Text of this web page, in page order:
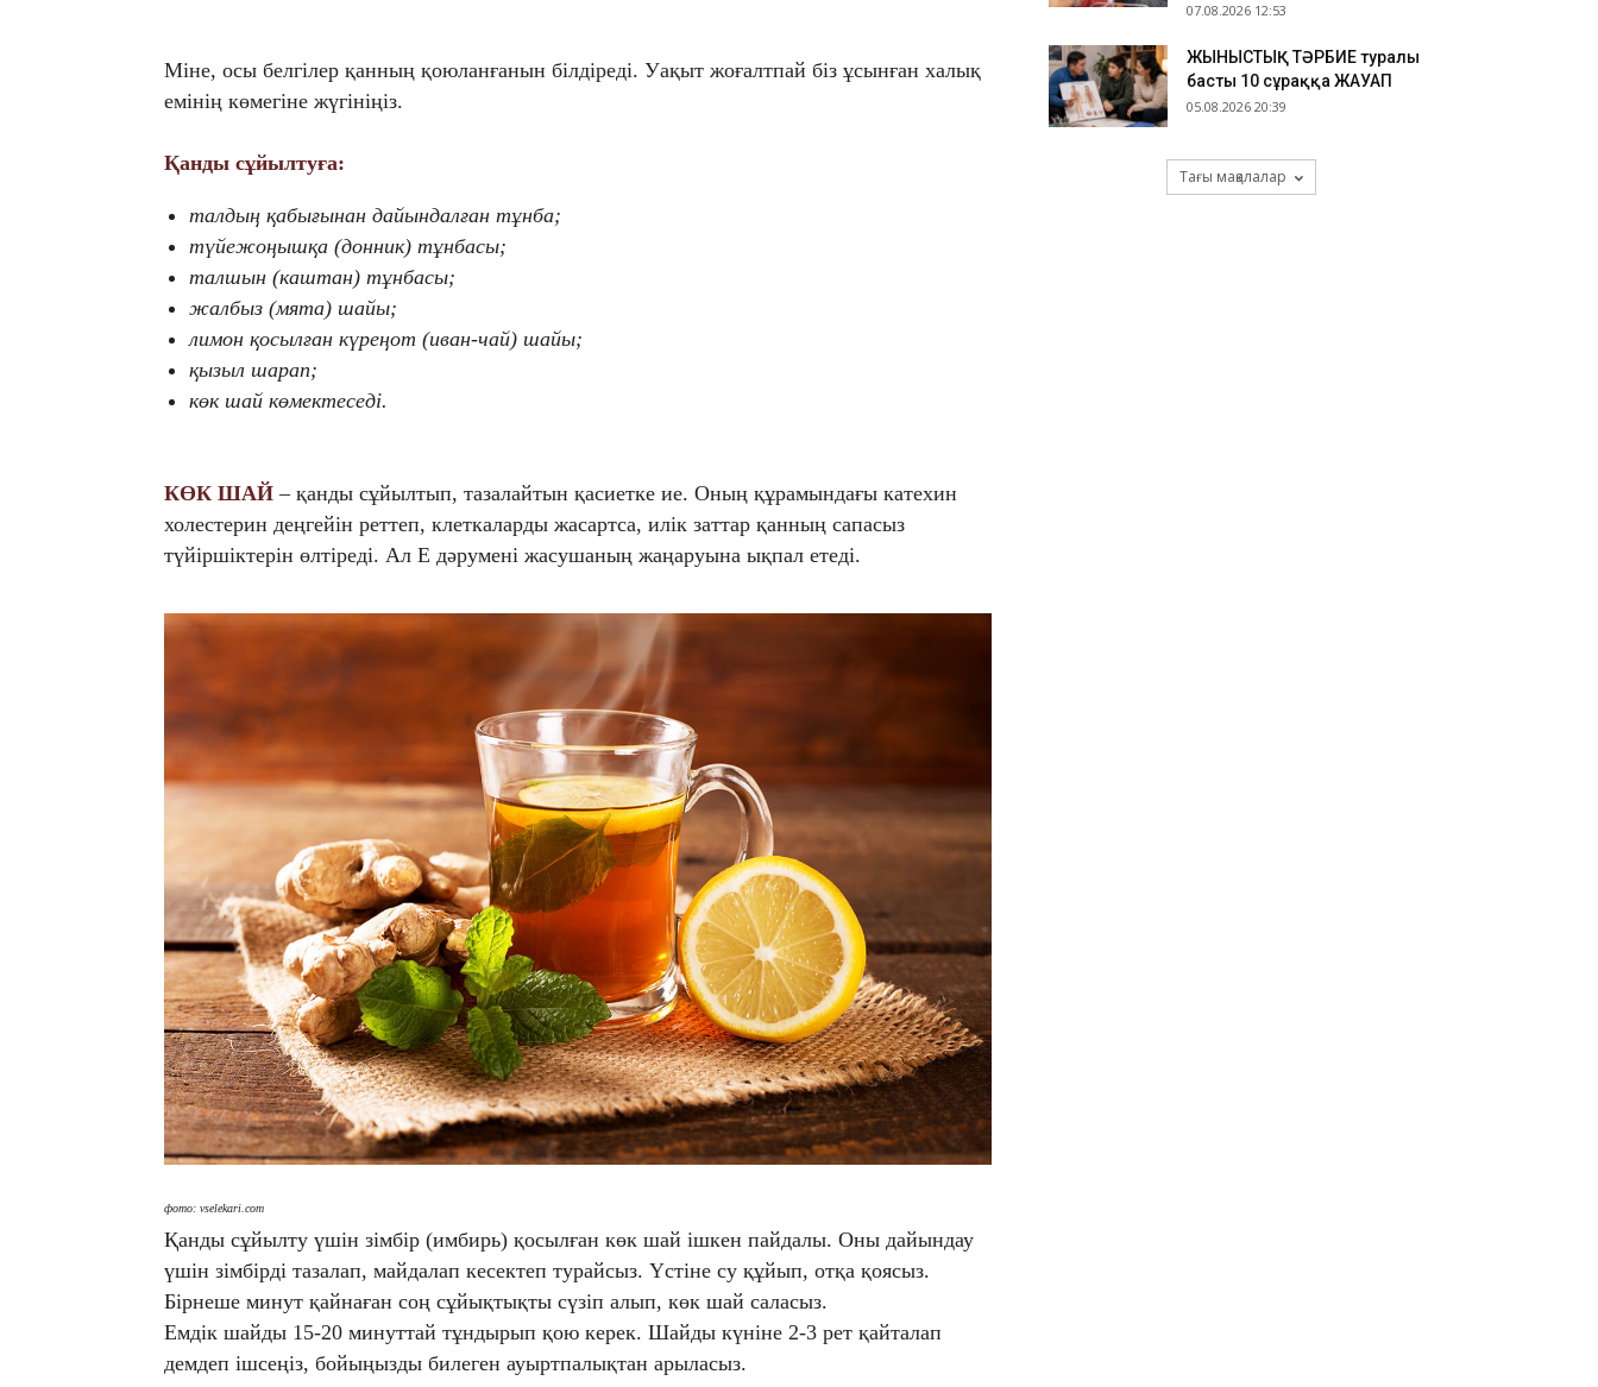
Міне, осы белгілер қанның қоюланғанын білдіреді. Уақыт жоғалтпай біз ұсынған халық
емінің көмегіне жүгініңіз.
Қанды сұйылтуға:
талдың қабығынан дайындалған тұнба;
түйежоңышқа (донник) тұнбасы;
талшын (каштан) тұнбасы;
жалбыз (мята) шайы;
лимон қосылған күреңот (иван-чай) шайы;
қызыл шарап;
көк шай көмектеседі.
КӨК ШАЙ – қанды сұйылтып, тазалайтын қасиетке ие. Оның құрамындағы катехин
холестерин деңгейін реттеп, клеткаларды жасартса, илік заттар қанның сапасыз
түйіршіктерін өлтіреді. Ал Е дәрумені жасушаның жаңаруына ықпал етеді.
фото: vselekari.com
Қанды сұйылту үшін зімбір (имбирь) қосылған көк шай ішкен пайдалы. Оны дайындау
үшін зімбірді тазалап, майдалап кесектеп турайсыз. Үстіне су құйып, отқа қоясыз.
Бірнеше минут қайнаған соң сұйықтықты сүзіп алып, көк шай саласыз.
Емдік шайды 15-20 минуттай тұндырып қою керек. Шайды күніне 2-3 рет қайталап
демдеп ішсеңіз, бойыңызды билеген ауыртпалықтан арыласыз.
07.08.2026 12:53
ЖЫНЫСТЫҚ ТӘРБИЕ туралы
басты 10 сұраққа ЖАУАП
05.08.2026 20:39
Тағы мақалалар